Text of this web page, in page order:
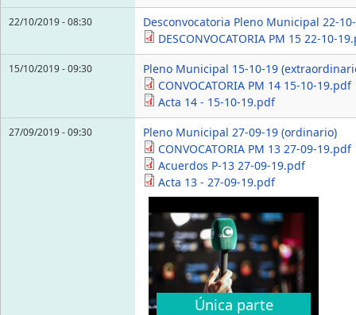
22/10/2019 - 08:30
Desconvocatoria Pleno Municipal 22-
DESCONVOCATORIA PM 15 22-10-
15/10/2019 - 09:30
Pleno Municipal 15-10-19
CONVOCATORIA PM 14 15-10-19.pdf
Acta 14 - 15-10-19.pdf
27/09/2019 - 09:30
Pleno Municipal 27-09-19 (ordinario)
CONVOCATORIA PM 13 27-09-19.pdf
Acuerdos P-13 27-09-19.pdf
Acta 13 - 27-09-19.pdf
Única parte